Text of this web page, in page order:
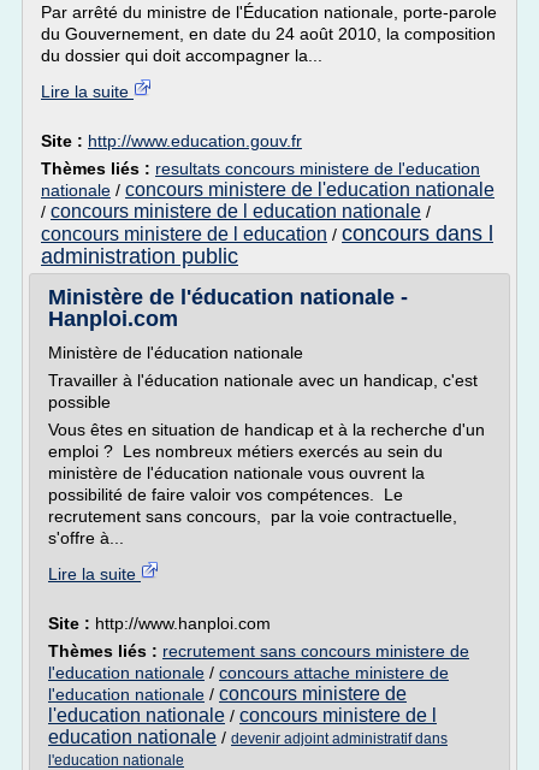
Par arrêté du ministre de l'Éducation nationale, porte-parole
du Gouvernement, en date du 24 août 2010, la composition
du dossier qui doit accompagner la...
Lire la suite
Site : http://www.education.gouv.fr
Thèmes liés : resultats concours ministere de l'education
nationale / concours ministere de l'education nationale
/ concours ministere de l education nationale /
concours ministere de l education / concours dans l
administration public
Ministère de l'éducation nationale -
Hanploi.com
Ministère de l'éducation nationale
Travailler à l'éducation nationale avec un handicap, c'est
possible
Vous êtes en situation de handicap et à la recherche d'un
emploi ? Les nombreux métiers exercés au sein du
ministère de l'éducation nationale vous ouvrent la
possibilité de faire valoir vos compétences. Le
recrutement sans concours, par la voie contractuelle,
s'offre à...
Lire la suite
Site : http://www.hanploi.com
Thèmes liés : recrutement sans concours ministere de
l'education nationale / concours attache ministere de
l'education nationale / concours ministere de
l'education nationale / concours ministere de l
education nationale / devenir adjoint administratif dans
l'education nationale